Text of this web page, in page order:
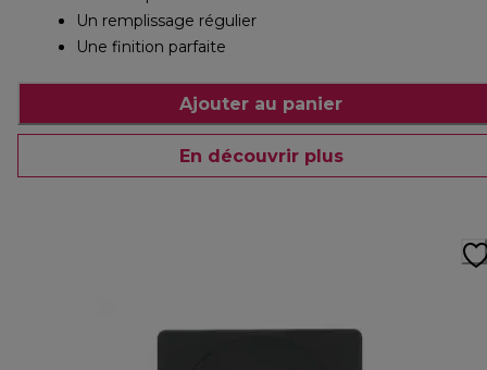
Un remplissage régulier
Une finition parfaite
Ajouter au panier
En découvrir plus